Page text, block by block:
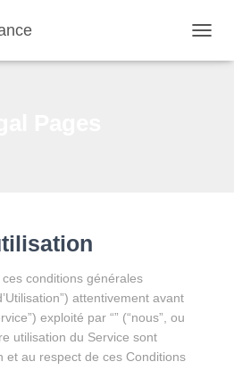
conditions générales
attentivement avant
exploité par “” (“nous”, ou
utilisation du Service sont
et au respect de ces Conditions